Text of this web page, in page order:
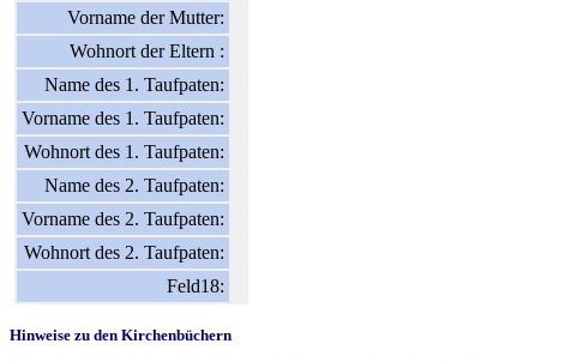
Vorname der Mutter:
Wohnort der Eltern :
Name des 1. Taufpaten:
Vorname des 1. Taufpaten:
Wohnort des 1. Taufpaten:
Name des 2. Taufpaten:
Vorname des 2. Taufpaten:
Wohnort des 2. Taufpaten:
Feld18:
Hinweise zu den Kirchenbüchern